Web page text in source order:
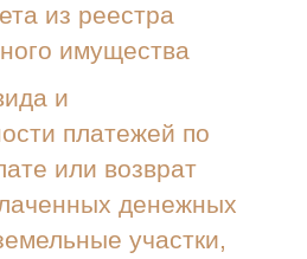
из реестра
имущества
и
платежей по
или возврат
денежных
участки,